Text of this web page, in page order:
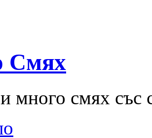
Смях
много смях със